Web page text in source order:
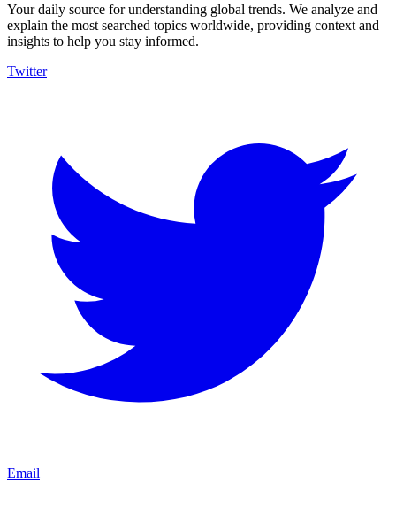
Your daily source for understanding global trends. We analyze and
explain the most searched topics worldwide, providing context and
insights to help you stay informed.
Twitter
Email